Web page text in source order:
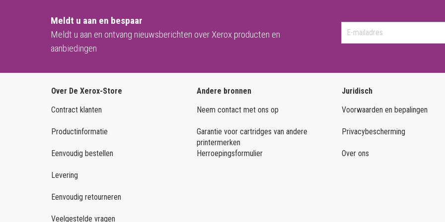
Meldt u aan en bespaar
Meldt u aan en ontvang nieuwsberichten over Xerox producten en
aanbiedingen
Over De Xerox-Store
Contract klanten
Productinformatie
Eenvoudig bestellen
Levering
Eenvoudig retourneren
Veelgestelde vragen
Andere bronnen
Neem contact met ons op
Garantie voor cartridges van andere
printermerken
Herroepingsformulier
Juridisch
Voorwaarden en bepalingen
Privacybescherming
Over ons